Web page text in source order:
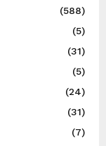
(588)
(5)
(31)
(5)
(24)
(31)
(7)